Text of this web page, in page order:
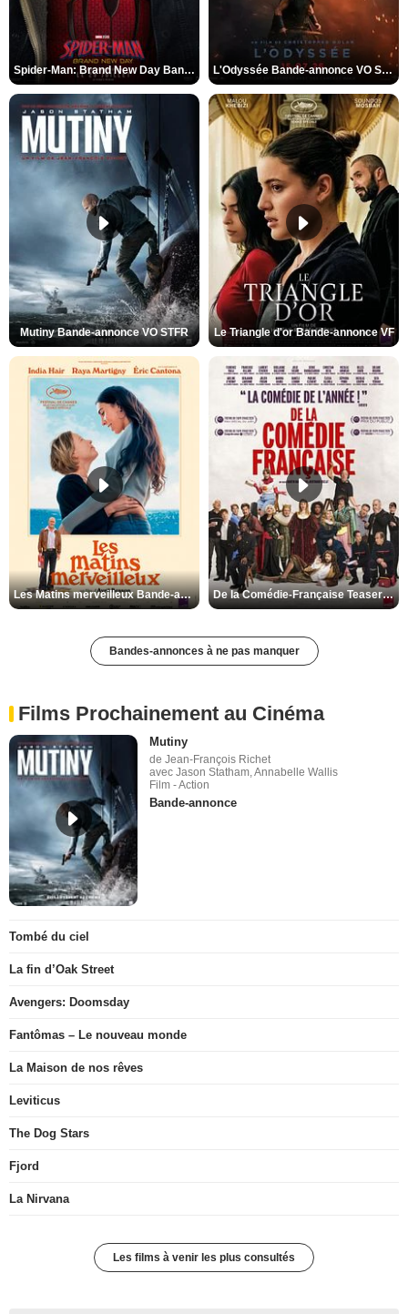
Spider-Man: Brand New Day Bande-annonce VO STFR L'Odyssée Bande-annonce VO STFR
Mutiny Bande-annonce VO STFR Le Triangle d'or Bande-annonce VF
Les Matins merveilleux Bande-annonce VF De la Comédie-Française Teaser VF
Bandes-annonces à ne pas manquer
Films Prochainement au Cinéma
Mutiny
de Jean-François Richet
avec Jason Statham, Annabelle Wallis
Film - Action
Bande-annonce
Tombé du ciel
La fin d’Oak Street
Avengers: Doomsday
Fantômas – Le nouveau monde
La Maison de nos rêves
Leviticus
The Dog Stars
Fjord
La Nirvana
Les films à venir les plus consultés